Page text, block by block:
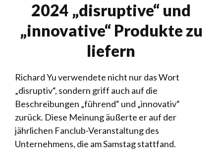
2024 „disruptive“ und
„innovative“ Produkte zu
liefern
Richard Yu verwendete nicht nur das Wort
„disruptiv“, sondern griff auch auf die
Beschreibungen „führend“ und „innovativ“
zurück. Diese Meinung äußerte er auf der
jährlichen Fanclub-Veranstaltung des
Unternehmens, die am Samstag stattfand.